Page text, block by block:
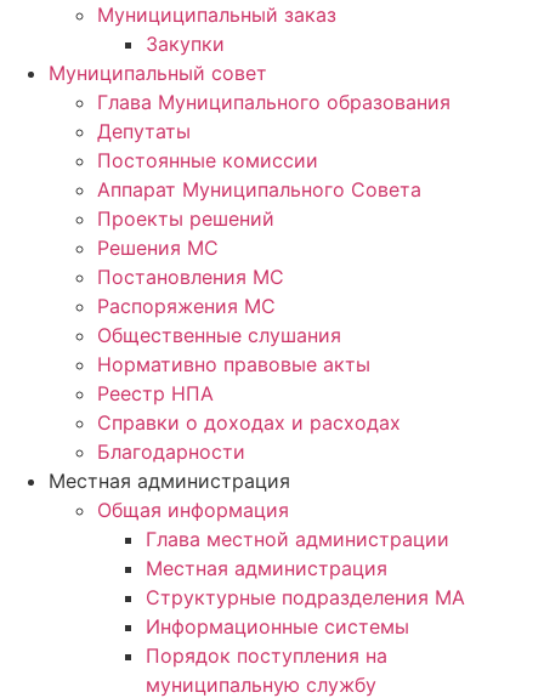
Мунициципальный заказ
Закупки
Муниципальный совет
Глава Муниципального образования
Депутаты
Постоянные комиссии
Аппарат Муниципального Совета
Проекты решений
Решения МС
Постановления МС
Распоряжения МС
Общественные слушания
Нормативно правовые акты
Реестр НПА
Справки о доходах и расходах
Благодарности
Местная администрация
Общая информация
Глава местной администрации
Местная администрация
Структурные подразделения МА
Информационные системы
Порядок поступления на
муниципальную службу